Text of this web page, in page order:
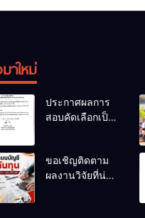
มาใหม่
ประกาศผลการ
สอบคัดเลือกเป็น
พนักงานขับ
รถยนต์
ขอเชิญติดตาม
ผลงานวิจัยที่น่า